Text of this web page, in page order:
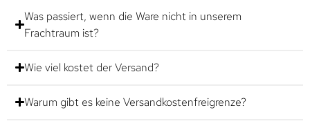
Was passiert, wenn die Ware nicht in unserem
Frachtraum ist?
Wie viel kostet der Versand?
Warum gibt es keine Versandkostenfreigrenze?